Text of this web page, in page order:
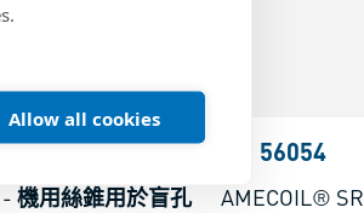
Allow all cookies
- 機用絲錐用於盲孔
BN 56054
AMECOIL® SR